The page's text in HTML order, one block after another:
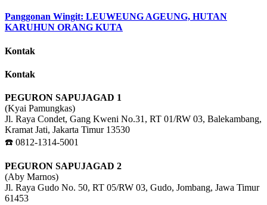
Panggonan Wingit: LEUWEUNG AGEUNG, HUTAN
KARUHUN ORANG KUTA
Kontak
Kontak
PEGURON SAPUJAGAD 1
(Kyai Pamungkas)
Jl. Raya Condet, Gang Kweni No.31, RT 01/RW 03, Balekambang,
Kramat Jati, Jakarta Timur 13530
☎️ 0812-1314-5001
PEGURON SAPUJAGAD 2
(Aby Marnos)
Jl. Raya Gudo No. 50, RT 05/RW 03, Gudo, Jombang, Jawa Timur
61453